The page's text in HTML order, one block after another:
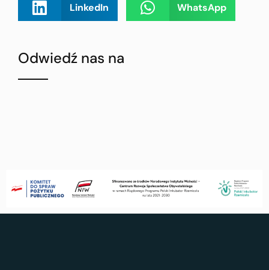
LinkedIn WhatsApp
Odwiedź nas na